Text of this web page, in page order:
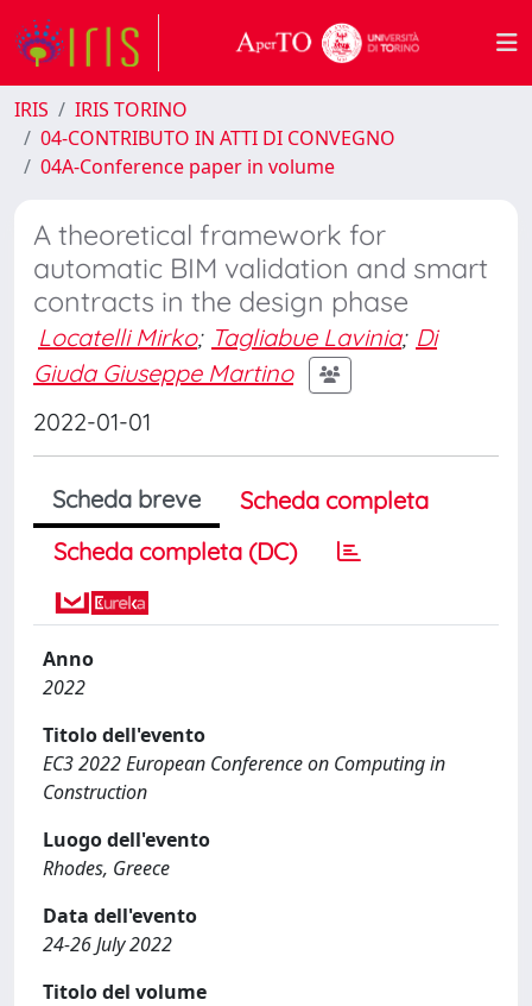
IRIS
IRIS TORINO
04-CONTRIBUTO IN ATTI DI CONVEGNO
04A-Conference paper in volume
A theoretical framework for
automatic BIM validation and smart
contracts in the design phase
Locatelli Mirko; Tagliabue Lavinia; Di
Giuda Giuseppe Martino
2022-01-01
Scheda breve
Scheda completa
Scheda completa (DC)
Anno
2022
Titolo dell'evento
EC3 2022 European Conference on Computing in
Construction
Luogo dell'evento
Rhodes, Greece
Data dell'evento
24-26 July 2022
Titolo del volume